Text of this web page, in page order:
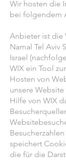
Wir hosten die
bei folgendem
Anbieter ist die
Namal Tel Aviv
Israel
WIX ein Tool
Hosten von
unsere
Hilfe von WIX
speichert
die für die